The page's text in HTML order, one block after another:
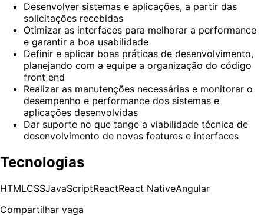
Desenvolver sistemas e aplicações, a partir das
solicitações recebidas
Otimizar as interfaces para melhorar a performance
e garantir a boa usabilidade
Definir e aplicar boas práticas de desenvolvimento,
planejando com a equipe a organização do código
front end
Realizar as manutenções necessárias e monitorar o
desempenho e performance dos sistemas e
aplicações desenvolvidas
Dar suporte no que tange a viabilidade técnica de
desenvolvimento de novas features e interfaces
Tecnologias
HTMLCSSJavaScriptReactReact NativeAngular
Compartilhar vaga